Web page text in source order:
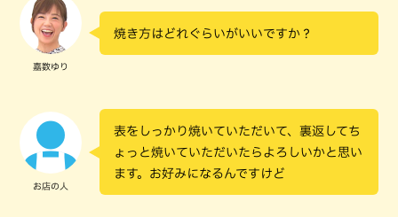
嘉数ゆり
焼き方はどれぐらいがいいですか？
お店の人
表をしっかり焼いていただいて、裏返してち
ょっと焼いていただいたらよろしいかと思い
ます。お好みになるんですけど